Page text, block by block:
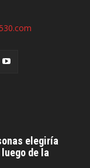
elegiría
de la